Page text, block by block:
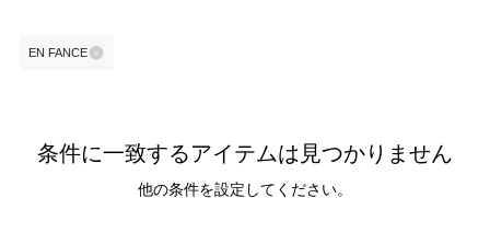
EN FANCE
条件に一致するアイテムは見つかりません
他の条件を設定してください。